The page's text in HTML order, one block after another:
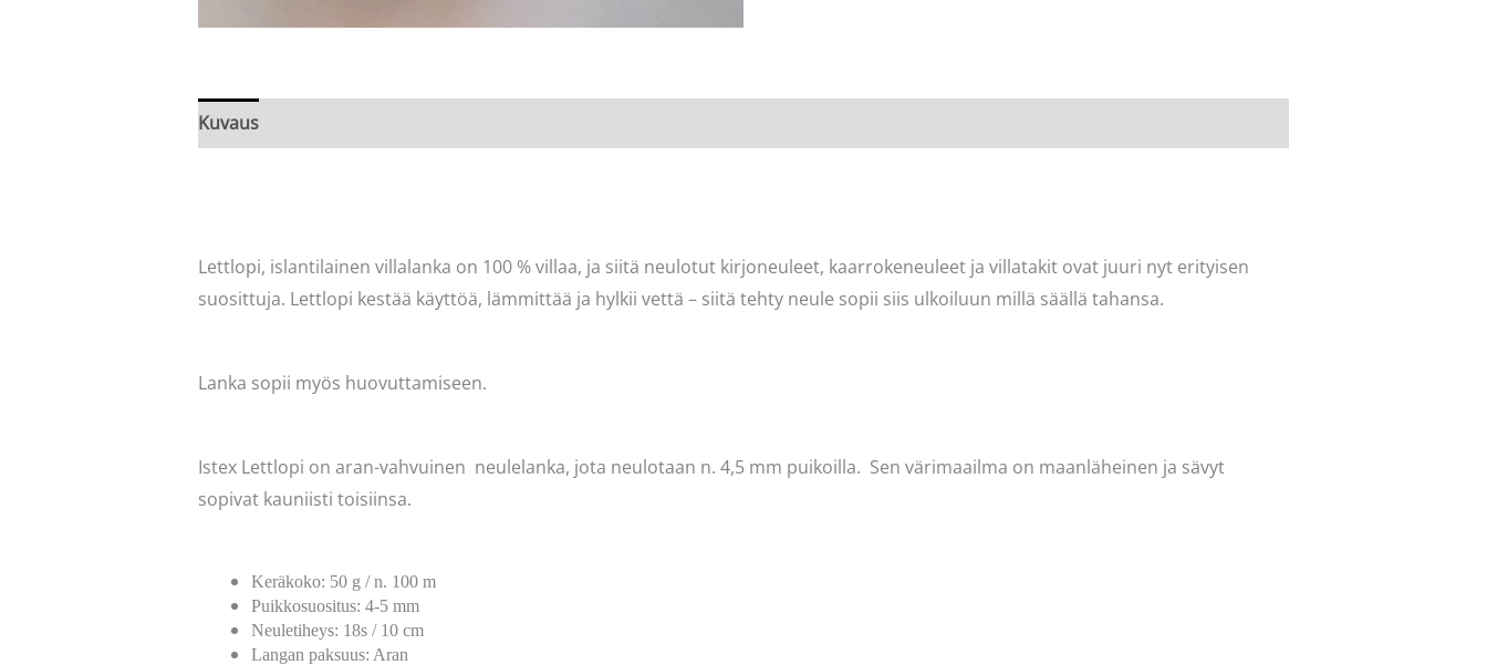
Kuvaus
Lettlopi, islantilainen villalanka on 100 % villaa, ja siitä neulotut kirjoneuleet, kaarrokeneuleet ja villatakit ovat juuri nyt erityisen
suosittuja. Lettlopi kestää käyttöä, lämmittää ja hylkii vettä – siitä tehty neule sopii siis ulkoiluun millä säällä tahansa.
Lanka sopii myös huovuttamiseen.
Istex Lettlopi on aran-vahvuinen neulelanka, jota neulotaan n. 4,5 mm puikoilla. Sen värimaailma on maanläheinen ja sävyt
sopivat kauniisti toisiinsa.
Keräkoko: 50 g / n. 100 m
Puikkosuositus: 4-5 mm
Neuletiheys: 18s / 10 cm
Langan paksuus: Aran